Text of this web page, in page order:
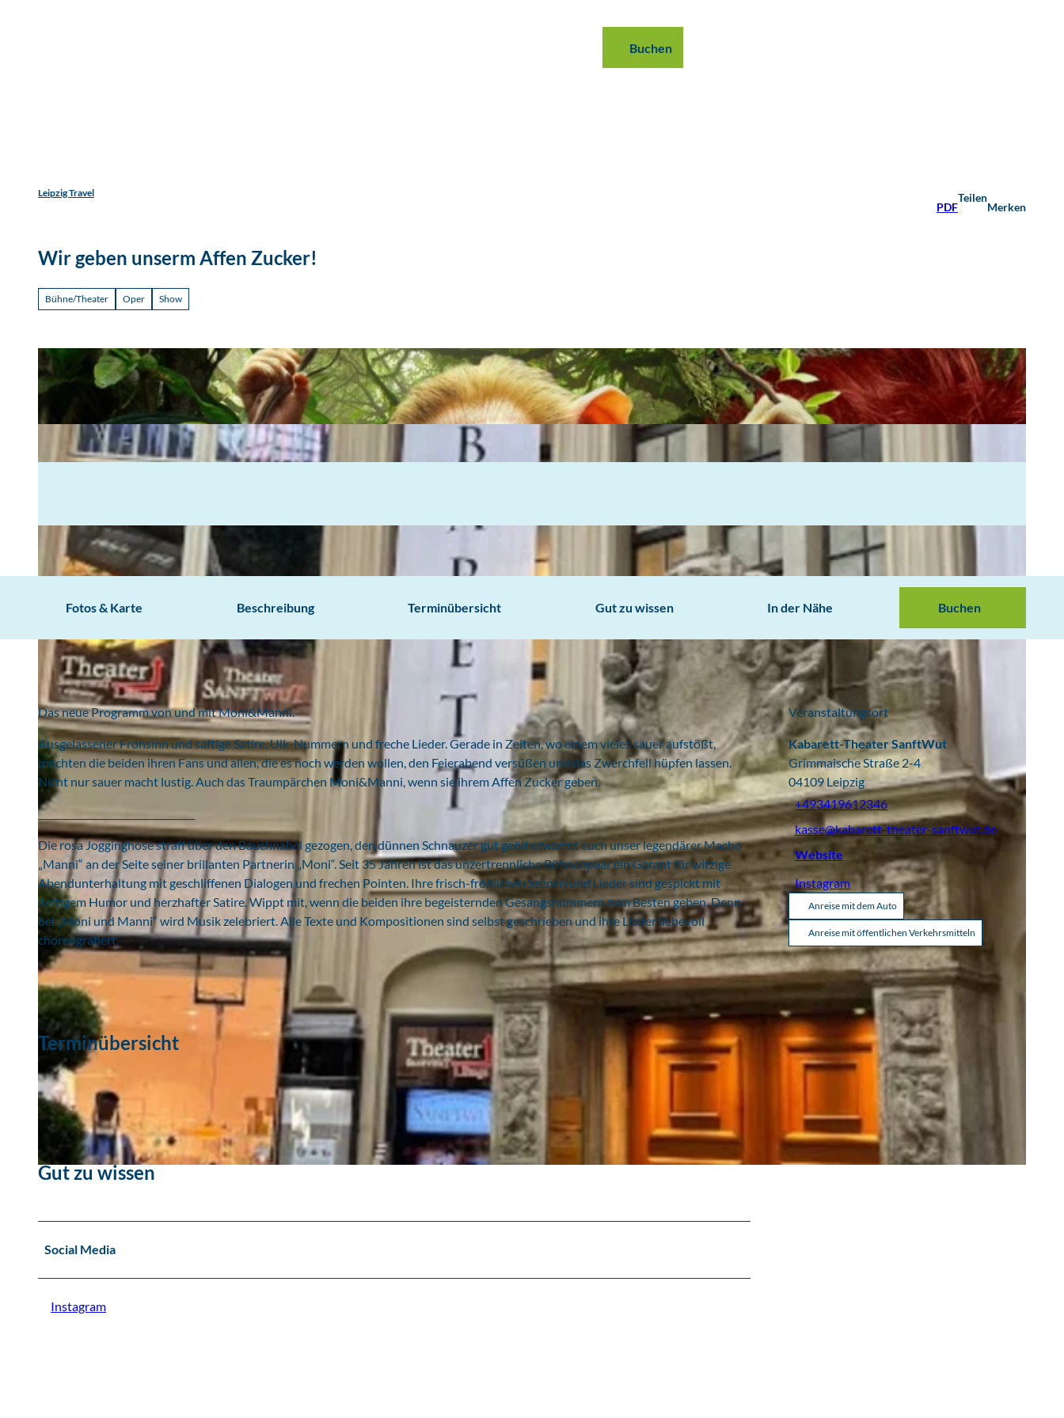
Buchen
Leipzig Travel
PDF
Teilen
Merken
Wir geben unserm Affen Zucker!
Bühne/Theater Oper Show
© Thomas Störel
© SanftWut
Fotos & Karte Beschreibung Terminübersicht Gut zu wissen In der Nähe Buchen
Das neue Programm von und mit Moni&Manni.
Ausgelassener Frohsinn und saftige Satire. Ulk-Nummern und freche Lieder. Gerade in Zeiten, wo einem vieles sauer aufstößt,
möchten die beiden ihren Fans und allen, die es noch werden wollen, den Feierabend versüßen und das Zwerchfell hüpfen lassen.
Nicht nur sauer macht lustig. Auch das Traumpärchen Moni&Manni, wenn sie ihrem Affen Zucker geben.
_________________________________
Die rosa Jogginghose straff über den Bauchnabel gezogen, den dünnen Schnauzer gut geölt erwartet euch unser legendärer Macho
„Manni“ an der Seite seiner brillanten Partnerin „Moni“. Seit 35 Jahren ist das unzertrennliche Bühnenpaar ein Garant für witzige
Abendunterhaltung mit geschliffenen Dialogen und frechen Pointen. Ihre frisch-fröhlichen Szenen und Lieder sind gespickt mit
deftigem Humor und herzhafter Satire. Wippt mit, wenn die beiden ihre begeisternden Gesangsnummern zum Besten geben. Denn
bei „Moni und Manni“ wird Musik zelebriert. Alle Texte und Kompositionen sind selbst geschrieben und ihre Lieder liebevoll
choreografiert.
Terminübersicht
Gut zu wissen
Social Media
Instagram
Veranstaltungsort
Kabarett-Theater SanftWut
Grimmaische Straße 2-4
04109 Leipzig
+493419612346
kasse@kabarett-theater-sanftwut.de
Website
Instagram
Anreise mit dem Auto
Anreise mit öffentlichen Verkehrsmitteln